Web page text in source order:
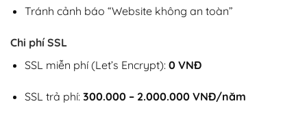
Tránh cảnh báo “Website không an toàn”
Chi phí SSL
SSL miễn phí (Let’s Encrypt): 0 VNĐ
SSL trả phí: 300.000 – 2.000.000 VNĐ/năm